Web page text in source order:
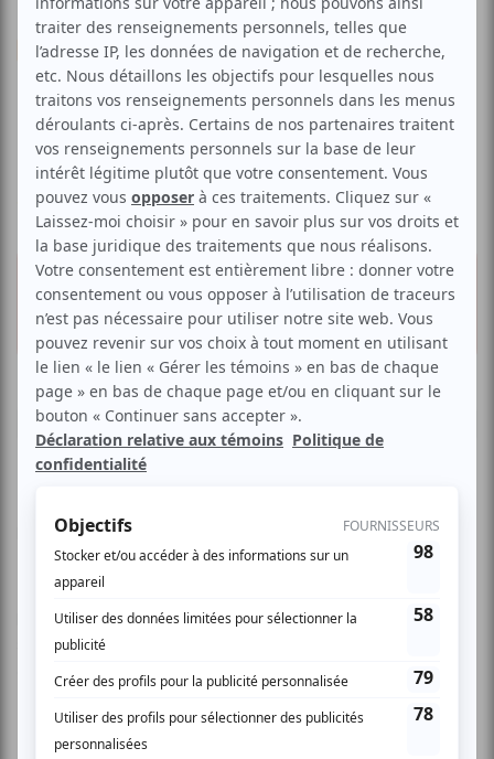
Humour Personnages Performance Stand-up
Les Soirées Juste pour rire |
Hiver 2014
Voir les avis -->
2 avril 2014 - 20h00
Café Campus
57, rue Prince-Arthur E.,
Montréal
10.00 $
2 pour 10.00 $
Réserver
leur Talk Show hebdomadaire.
Dès le 22 janvier 2014, au Café Campus, les Soirées Juste
pour rire reprennent du service pour présenter leur 14e
saison! Cette année, l’animation de la plus grosse soirée
d’humour au Québec a été confiée au duo légendaire Sèxe